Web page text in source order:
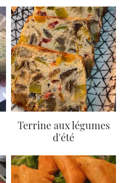
Terrine aux légumes
d'été